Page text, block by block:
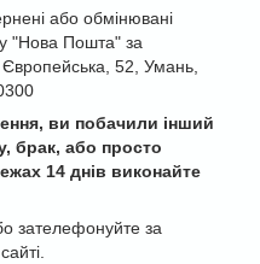
або обмінювані
"Нова Пошта" за
52, Умань,
ви побачили інший
брак, або просто
14 днів виконайте
зателефонуйте за